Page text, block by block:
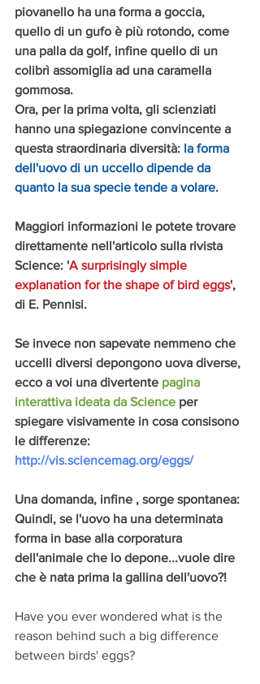
piovanello ha una forma a goccia,
quello di un gufo è più rotondo, come
una palla da golf, infine quello di un
colibrì assomiglia ad una caramella
gommosa.
Ora, per la prima volta, gli scienziati
hanno una spiegazione convincente a
questa straordinaria diversità: la forma
dell'uovo di un uccello dipende da
quanto la sua specie tende a volare.
Maggiori informazioni le potete trovare
direttamente nell'articolo sulla rivista
Science: 'A surprisingly simple
explanation for the shape of bird eggs',
di E. Pennisi.
Se invece non sapevate nemmeno che
uccelli diversi depongono uova diverse,
ecco a voi una divertente pagina
interattiva ideata da Science per
spiegare visivamente in cosa consisono
le differenze:
http://vis.sciencemag.org/eggs/
Una domanda, infine , sorge spontanea:
Quindi, se l'uovo ha una determinata
forma in base alla corporatura
dell'animale che lo depone...vuole dire
che è nata prima la gallina dell'uovo?!
Have you ever wondered what is the
reason behind such a big difference
between birds' eggs?